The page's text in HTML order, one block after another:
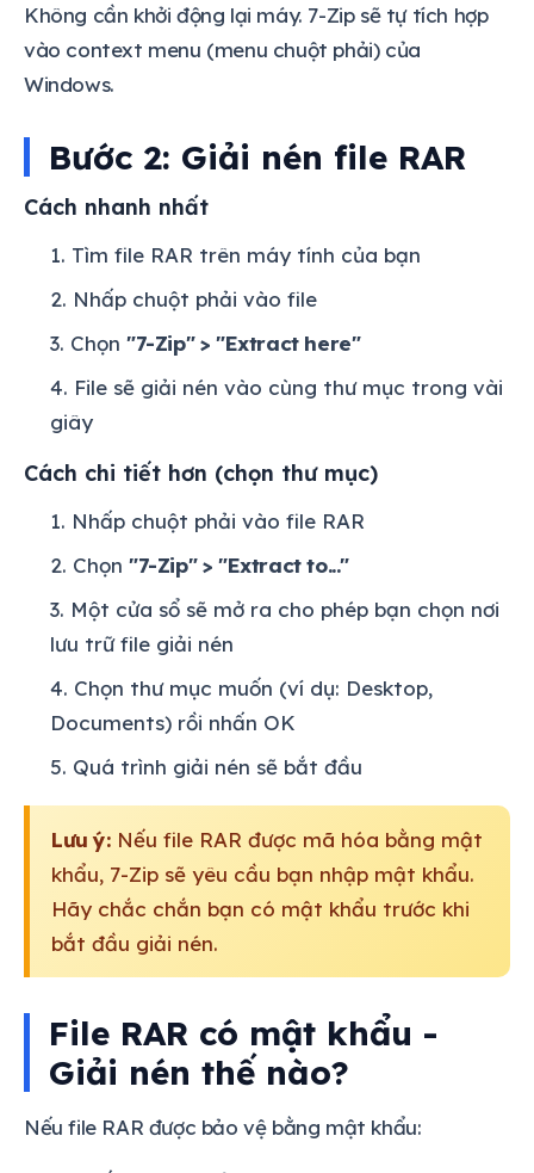
Không cần khởi động lại máy. 7-Zip sẽ tự tích hợp
vào context menu (menu chuột phải) của
Windows.
Bước 2: Giải nén file RAR
Cách nhanh nhất
Tìm file RAR trên máy tính của bạn
Nhấp chuột phải vào file
Chọn "7-Zip" > "Extract here"
File sẽ giải nén vào cùng thư mục trong vài
giây
Cách chi tiết hơn (chọn thư mục)
Nhấp chuột phải vào file RAR
Chọn "7-Zip" > "Extract to..."
Một cửa sổ sẽ mở ra cho phép bạn chọn nơi
lưu trữ file giải nén
Chọn thư mục muốn (ví dụ: Desktop,
Documents) rồi nhấn OK
Quá trình giải nén sẽ bắt đầu
Lưu ý:Nếu file RAR được mã hóa bằng mật
khẩu, 7-Zip sẽ yêu cầu bạn nhập mật khẩu.
Hãy chắc chắn bạn có mật khẩu trước khi
bắt đầu giải nén.
File RAR có mật khẩu -
Giải nén thế nào?
Nếu file RAR được bảo vệ bằng mật khẩu: